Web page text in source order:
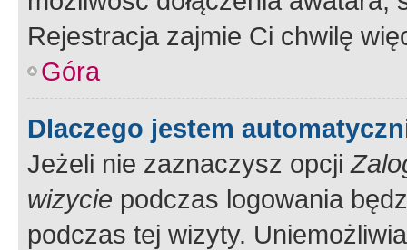
Rejestracja zajmie Ci chwilę
Góra
Dlaczego jestem
Jeżeli nie zaznaczysz opcji
wizycie podczas logowania
podczas tej wizyty.